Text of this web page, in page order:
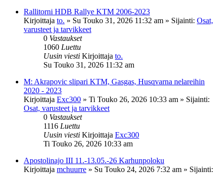
Rallitorni HDB Rallye KTM 2006-2023
Kirjoittaja to. » Su Touko 31, 2026 11:32 am » Sijainti: Osat,
varusteet ja tarvikkeet
0 Vastaukset
1060 Luettu
Uusin viesti Kirjoittaja to.
Su Touko 31, 2026 11:32 am
M: Akrapovic slipari KTM, Gasgas, Husqvarna nelareihin
2020 - 2023
Kirjoittaja Exc300 » Ti Touko 26, 2026 10:33 am » Sijainti:
Osat, varusteet ja tarvikkeet
0 Vastaukset
1116 Luettu
Uusin viesti Kirjoittaja Exc300
Ti Touko 26, 2026 10:33 am
Apostolinajo III 11.-13.05.-26 Karhunpoloku
Kirjoittaja mchuurre » Su Touko 24, 2026 7:32 am » Sijainti: